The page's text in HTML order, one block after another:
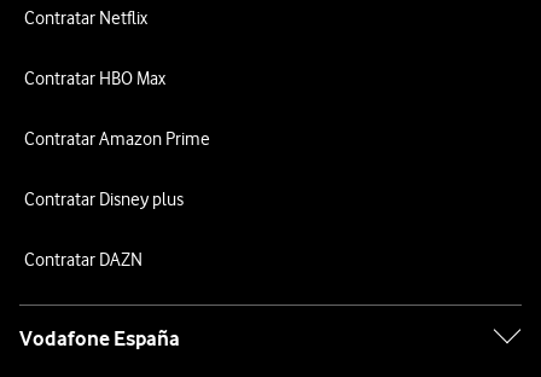
Contratar Netflix
Contratar HBO Max
Contratar Amazon Prime
Contratar Disney plus
Contratar DAZN
Vodafone España